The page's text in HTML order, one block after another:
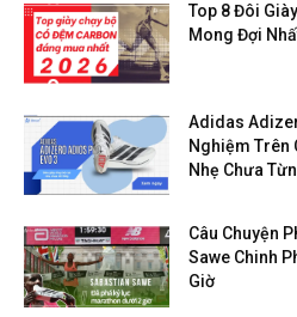
Top 8 Đôi
Mong Đợi
Adidas
Nghiệm Trên
Nhẹ Chưa
Câu Chuyện
Sawe Chinh
Giờ